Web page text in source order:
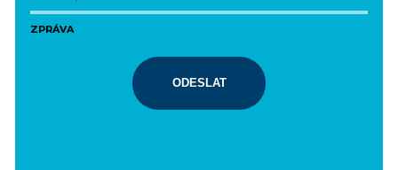
ZPRÁVA
ODESLAT